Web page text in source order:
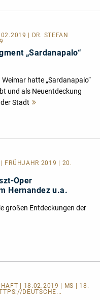
| DR. STEFAN
„Sardanapalo“
hatte „Sardanapalo“
und als Neuentdeckung
Stadt
| FRÜHJAHR 2019 | 20.
Oper
Hernandez u.a.
großen Entdeckungen der
| 18.02.2019 | MS | 18.
DEUTSCHE...